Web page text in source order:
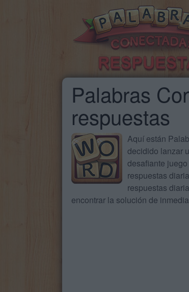
Palabras
respuestas
Aquí están
decidido lanzar
desafiante
respuestas
respuestas
encontrar la solución de